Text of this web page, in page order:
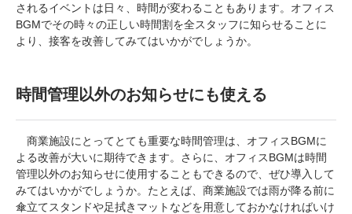
されるイベントは日々、時間が変わることもあります。オフィス
BGMでその時々の正しい時間割を全スタッフに知らせることに
より、接客を改善してみてはいかがでしょうか。
時間管理以外のお知らせにも使える
商業施設にとってとても重要な時間管理は、オフィスBGMに
よる改善が大いに期待できます。さらに、オフィスBGMは時間
管理以外のお知らせに使用することもできるので、ぜひ導入して
みてはいかがでしょうか。たとえば、商業施設では雨が降る前に
傘立てスタンドや足拭きマットなどを用意しておかなければいけ